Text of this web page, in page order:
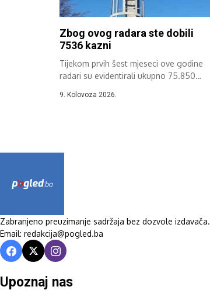
Zbog ovog radara ste dobili
7536 kazni
Tijekom prvih šest mjeseci ove godine
radari su evidentirali ukupno 75.850
9. Kolovoza 2026.
Zabranjeno preuzimanje sadržaja bez dozvole izdavača.
Email: redakcija@pogled.ba
Upoznaj nas